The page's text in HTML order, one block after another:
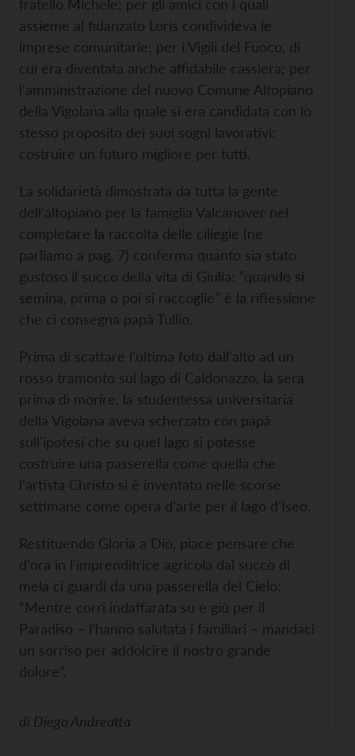
fratello Michele; per gli amici con i quali
assieme al fidanzato Loris condivideva le
imprese comunitarie; per i Vigili del Fuoco, di
cui era diventata anche affidabile cassiera; per
l'amministrazione del nuovo Comune Altopiano
della Vigolana alla quale si era candidata con lo
stesso proposito dei suoi sogni lavorativi:
costruire un futuro migliore per tutti.
La solidarietà dimostrata da tutta la gente
dell'altopiano per la famiglia Valcanover nel
completare la raccolta delle ciliegie (ne
parliamo a pag. 7) conferma quanto sia stato
gustoso il succo della vita di Giulia: “quando si
semina, prima o poi si raccoglie” è la riflessione
che ci consegna papà Tullio.
Prima di scattare l'ultima foto dall'alto ad un
rosso tramonto sul lago di Caldonazzo, la sera
prima di morire, la studentessa universitaria
della Vigolana aveva scherzato con papà
sull'ipotesi che su quel lago si potesse
costruire una passerella come quella che
l'artista Christo si è inventato nelle scorse
settimane come opera d'arte per il lago d'Iseo.
Restituendo Gloria a Dio, piace pensare che
d'ora in l'imprenditrice agricola dal succo di
mela ci guardi da una passerella del Cielo:
“Mentre corri indaffarata su e giù per il
Paradiso – l'hanno salutata i familiari – mandaci
un sorriso per addolcire il nostro grande
dolore”.
di Diego Andreatta